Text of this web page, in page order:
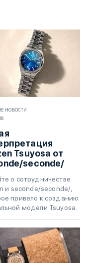
НОВОСТИ
Tsuyosa от
seconde/
о сотрудничестве
и seconde/seconde/,
привело к созданию
модели Tsuyosa.